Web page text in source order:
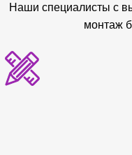
Наши специалисты с
монтаж